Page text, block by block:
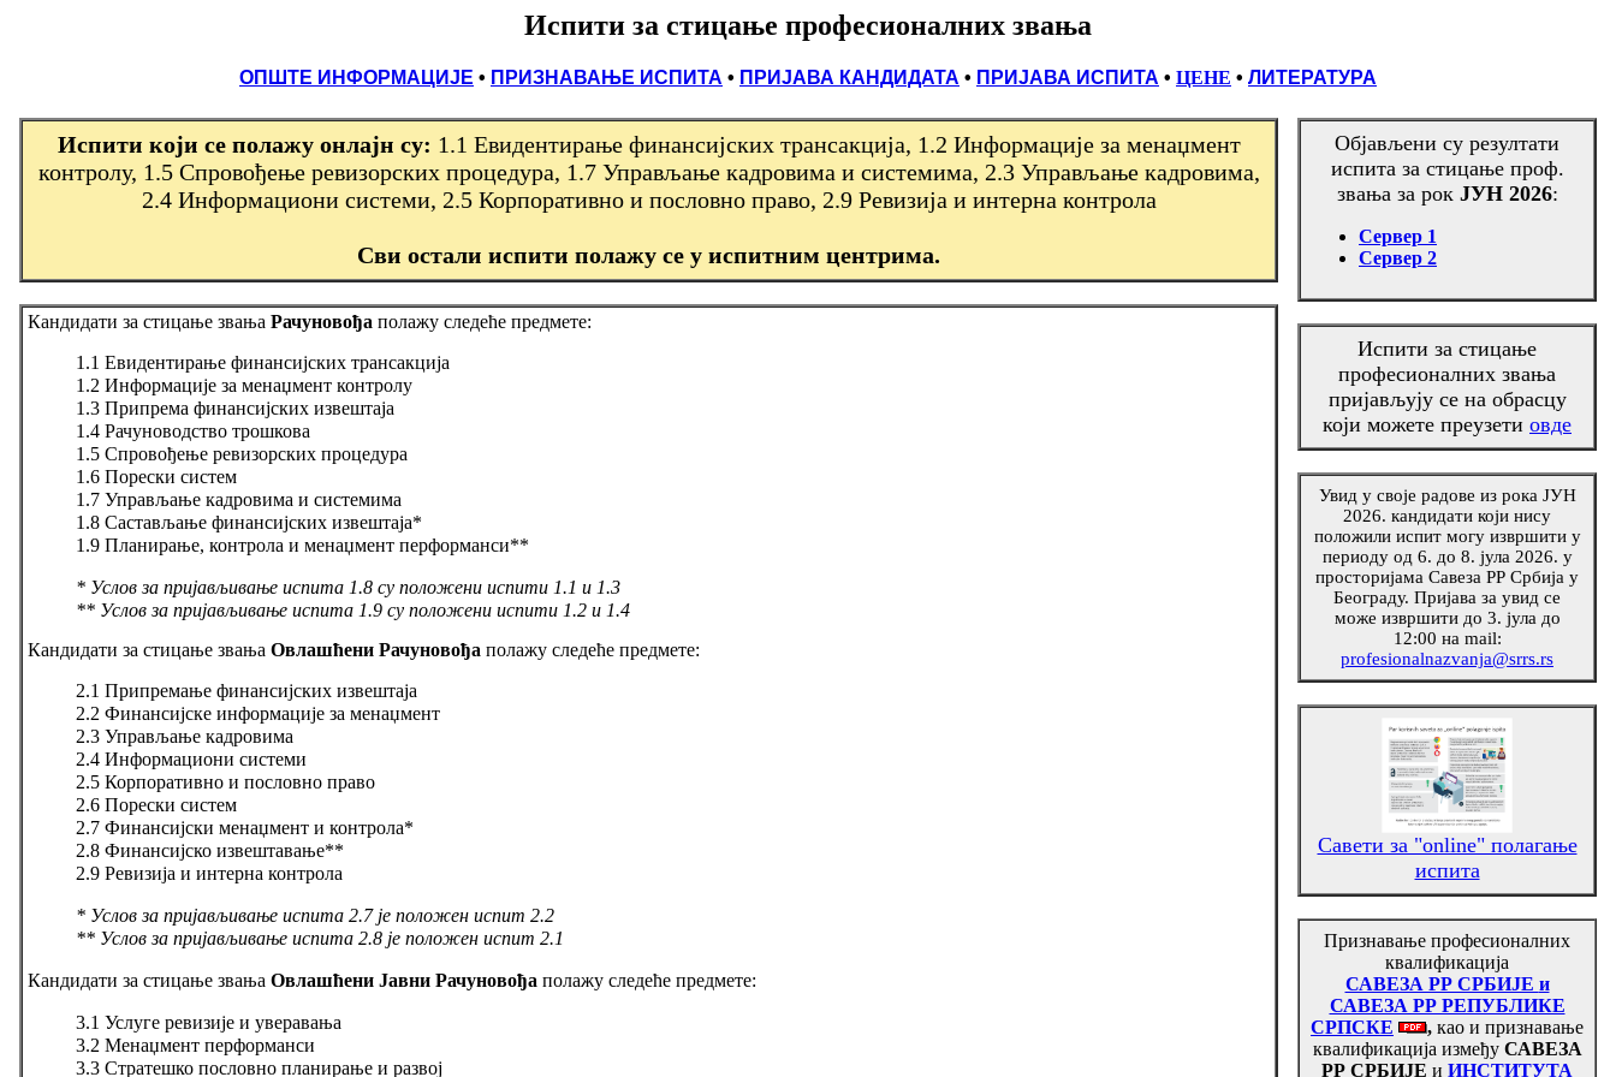
Испити за стицање професионалних звања
ОПШТЕ ИНФОРМАЦИЈЕ • ПРИЗНАВАЊЕ ИСПИТА • ПРИЈАВА КАНДИДАТА • ПРИЈАВА ИСПИТА • ЦЕНЕ • ЛИТЕРАТУРА
Испити који се полажу онлајн су: 1.1 Евидентирање финансијских трансакција, 1.2 Информације за менаџмент
контролу, 1.5 Спровођење ревизорских процедура, 1.7 Управљање кадровима и системима, 2.3 Управљање кадровима,
2.4 Информациони системи, 2.5 Корпоративно и пословно право, 2.9 Ревизија и интерна контрола
Сви остали испити полажу се у испитним центрима.
Кандидати за стицање звања Рачуновођа полажу следеће предмете:
1.1 Евидентирање финансијских трансакција
1.2 Информације за менаџмент контролу
1.3 Припрема финансијских извештаја
1.4 Рачуноводство трошкова
1.5 Спровођење ревизорских процедура
1.6 Порески систем
1.7 Управљање кадровима и системима
1.8 Састављање финансијских извештаја*
1.9 Планирање, контрола и менаџмент перформанси**
* Услов за пријављивање испита 1.8 су положени испити 1.1 и 1.3
** Услов за пријављивање испита 1.9 су положени испити 1.2 и 1.4
Кандидати за стицање звања Овлашћени Рачуновођа полажу следеће предмете:
2.1 Припремање финансијских извештаја
2.2 Финансијске информације за менаџмент
2.3 Управљање кадровима
2.4 Информациони системи
2.5 Корпоративно и пословно право
2.6 Порески систем
2.7 Финансијски менаџмент и контрола*
2.8 Финансијско извештавање**
2.9 Ревизија и интерна контрола
* Услов за пријављивање испита 2.7 је положен испит 2.2
** Услов за пријављивање испита 2.8 је положен испит 2.1
Кандидати за стицање звања Овлашћени Јавни Рачуновођа полажу следеће предмете:
3.1 Услуге ревизије и уверавања
3.2 Менаџмент перформанси
3.3 Стратешко пословно планирање и развој
Објављени су резултати
испита за стицање проф.
звања за рок ЈУН 2026:
Сервер 1
Сервер 2
Испити за стицање
професионалних звања
пријављују се на обрасцу
који можете преузети овде
Увид у своје радове из рока ЈУН
2026. кандидати који нису
положили испит могу извршити у
периоду од 6. до 8. јула 2026. у
просторијама Савеза РР Србија у
Београду. Пријава за увид се
може извршити до 3. јула до
12:00 на mail:
profesionalnazvanja@srrs.rs
Савети за "online" полагање
испита
Признавање професионалних
квалификација
САВЕЗА РР СРБИЈЕ и
САВЕЗА РР РЕПУБЛИКЕ
СРПСКЕ
, као и признавање
квалификација између САВЕЗА
РР СРБИЈЕ и ИНСТИТУТА